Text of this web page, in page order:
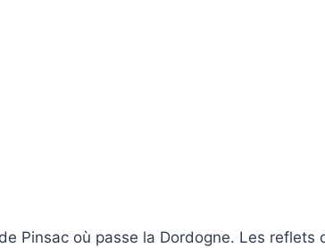
Pinsac où passe la Dordogne. Les reflets